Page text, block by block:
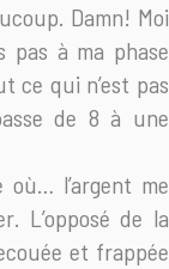
Damn! Moi
pas à ma phase
ce qui n’est pas
de 8 à une
l’argent me
L’opposé de la
et frappée